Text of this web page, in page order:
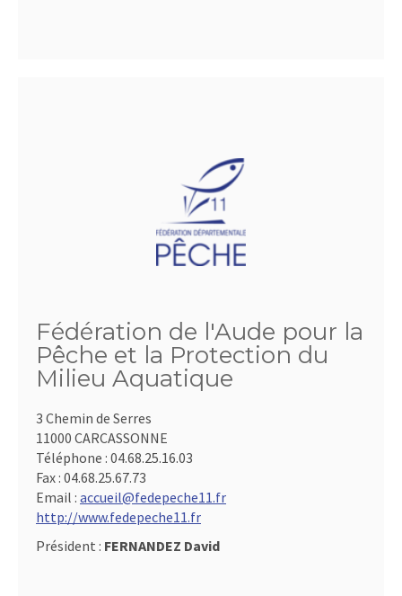
Fédération de l'Aude pour la
Pêche et la Protection du
Milieu Aquatique
3 Chemin de Serres
11000 CARCASSONNE
Téléphone : 04.68.25.16.03
Fax : 04.68.25.67.73
Email : accueil@fedepeche11.fr
http://www.fedepeche11.fr
Président : FERNANDEZ David